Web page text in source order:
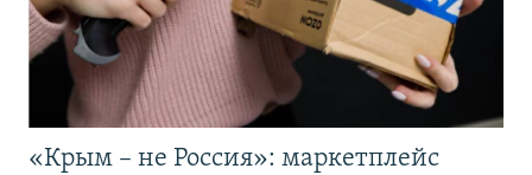
«Крым – не Россия»: маркетплейс